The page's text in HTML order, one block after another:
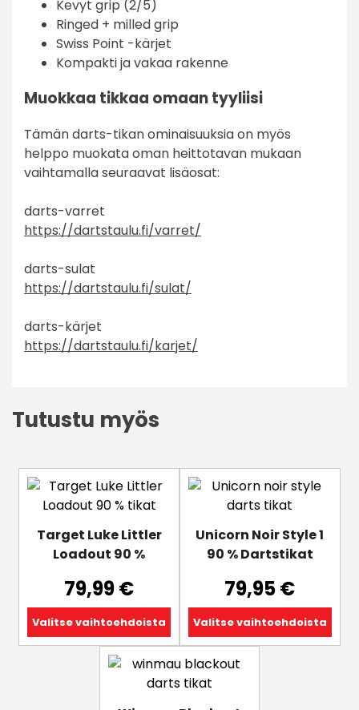
Kevyt grip (2/5)
Ringed + milled grip
Swiss Point -kärjet
Kompakti ja vakaa rakenne
Muokkaa tikkaa omaan tyyliisi
Tämän darts-tikan ominaisuuksia on myös
helppo muokata oman heittotavan mukaan
vaihtamalla seuraavat lisäosat:
darts-varret
https://dartstaulu.fi/varret/
darts-sulat
https://dartstaulu.fi/sulat/
darts-kärjet
https://dartstaulu.fi/karjet/
Tutustu myös
Target Luke Littler
Loadout 90 %
79,99€
Valitse vaihtoehdoista
Tällä
tuotteella
useampi
muunnelma.
valinnat
tuotteen
Unicorn Noir Style 1
90 % Dartstikat
79,95€
Valitse vaihtoehdoista
Tällä
tuotteella
useampi
muunnelma.
valinnat
tuotteen
sivulla.
Tällä
tuotteella